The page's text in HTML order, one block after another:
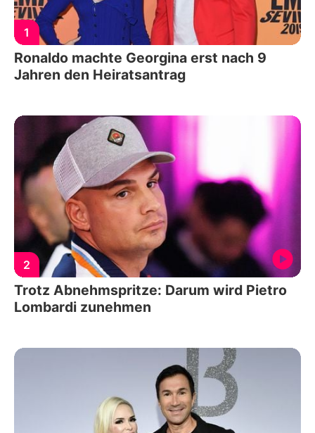
1
Ronaldo machte Georgina erst nach 9
Jahren den Heiratsantrag
2
Trotz Abnehmspritze: Darum wird Pietro
Lombardi zunehmen